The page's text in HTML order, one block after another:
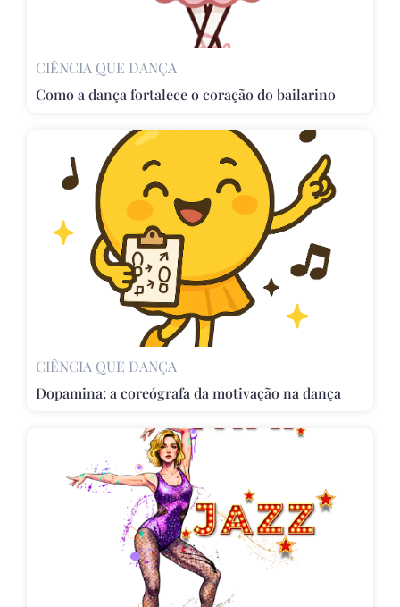
CIÊNCIA QUE DANÇA
Como a dança fortalece o coração do bailarino
CIÊNCIA QUE DANÇA
Dopamina: a coreógrafa da motivação na dança